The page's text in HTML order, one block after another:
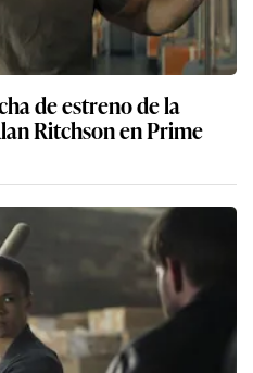
de estreno de la
Ritchson en Prime